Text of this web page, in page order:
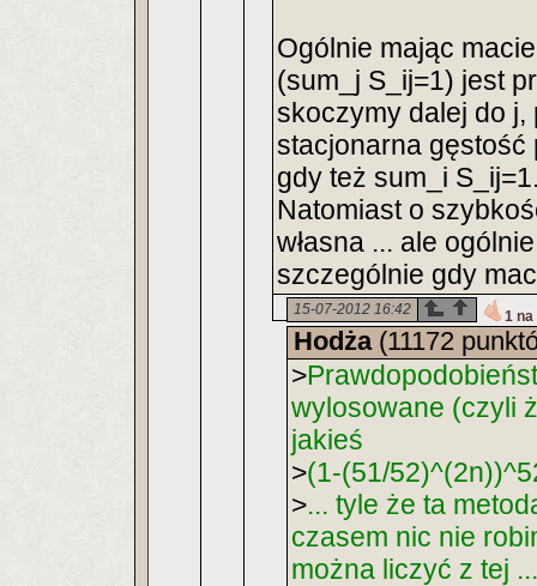
Ogólnie mając
(sum_j S_ij=1) jest
skoczymy dalej do j,
stacjonarna gęstość
gdy też sum_i
Natomiast o
własna ... ale
szczególnie gdy
15-07-2012 16:42 1 na
Hodża(11172
>
wylosowane (czyli
jakieś
>(1-(51/
>... tyle że ta
czasem nic nie
można liczyć z tej ...